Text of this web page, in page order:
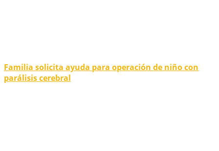
Familia solicita ayuda para operación de niño con
parálisis cerebral